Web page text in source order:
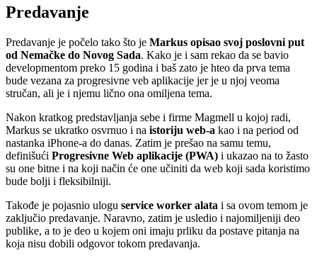
Predavanje
Predavanje je počelo tako što je Markus opisao svoj poslovni put
od Nemačke do Novog Sada. Kako je i sam rekao da se bavio
developmentom preko 15 godina i baš zato je hteo da prva tema
bude vezana za progresivne veb aplikacije jer je u njoj veoma
stručan, ali je i njemu lično ona omiljena tema.
Nakon kratkog predstavljanja sebe i firme Magmell u kojoj radi,
Markus se ukratko osvrnuo i na istoriju web-a kao i na period od
nastanka iPhone-a do danas. Zatim je prešao na samu temu,
definišući Progresivne Web aplikacije (PWA) i ukazao na to žasto
su one bitne i na koji način će one učiniti da web koji sada koristimo
bude bolji i fleksibilniji.
Takođe je pojasnio ulogu service worker alata i sa ovom temom je
zaključio predavanje. Naravno, zatim je usledio i najomiljeniji deo
publike, a to je deo u kojem oni imaju prliku da postave pitanja na
koja nisu dobili odgovor tokom predavanja.